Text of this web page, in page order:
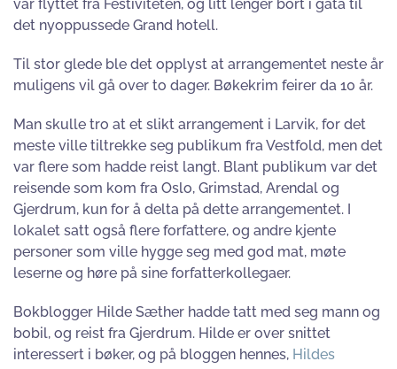
var flyttet fra Festiviteten, og litt lenger bort i gata til
det nyoppussede Grand hotell.
Til stor glede ble det opplyst at arrangementet neste år
muligens vil gå over to dager. Bøkekrim feirer da 10 år.
Man skulle tro at et slikt arrangement i Larvik, for det
meste ville tiltrekke seg publikum fra Vestfold, men det
var flere som hadde reist langt. Blant publikum var det
reisende som kom fra Oslo, Grimstad, Arendal og
Gjerdrum, kun for å delta på dette arrangementet. I
lokalet satt også flere forfattere, og andre kjente
personer som ville hygge seg med god mat, møte
leserne og høre på sine forfatterkollegaer.
Bokblogger Hilde Sæther hadde tatt med seg mann og
bobil, og reist fra Gjerdrum. Hilde er over snittet
interessert i bøker, og på bloggen hennes, Hildes